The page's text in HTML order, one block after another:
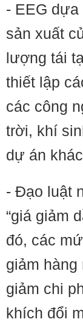
- EEG
sản xuất
lượng tái
thiết lập
các công
trời, khí
dự án
- Đạo luật
“giá giảm
đó, các
giảm
giảm chi
khích đổi